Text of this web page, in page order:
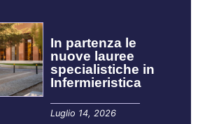
In partenza le
nuove lauree
specialistiche in
Infermieristica
Luglio 14, 2026